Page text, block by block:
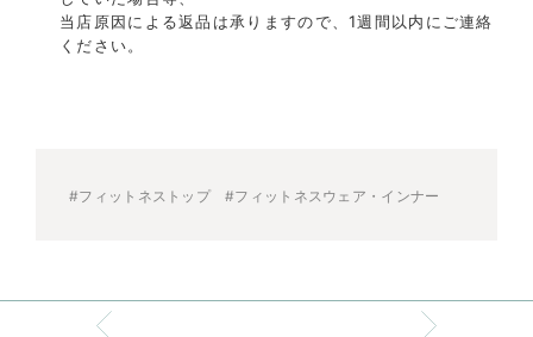
当店原因による返品は承りますので、1週間以内にご連絡
ください。
#フィットネストップ #フィットネスウェア・インナー